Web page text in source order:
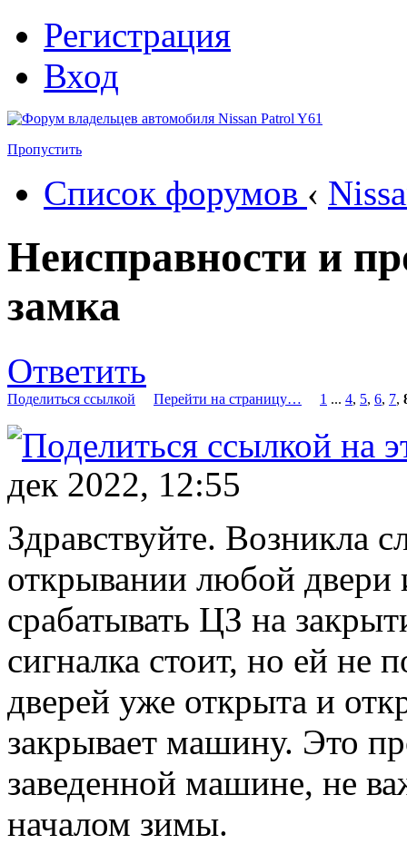
Регистрация
Вход
Пропустить
Список форумов ‹
Неисправности и
замка
Ответить
Поделиться ссылкой Перейти на страницу… 1 ... 4, 5, 6, 7,
дек 2022, 12:55
Здравствуйте. Возникла
открывании любой двери
срабатывать ЦЗ на
сигналка стоит, но ей не
дверей уже открыта и
закрывает машину. Это
заведенной машине, не
началом зимы.